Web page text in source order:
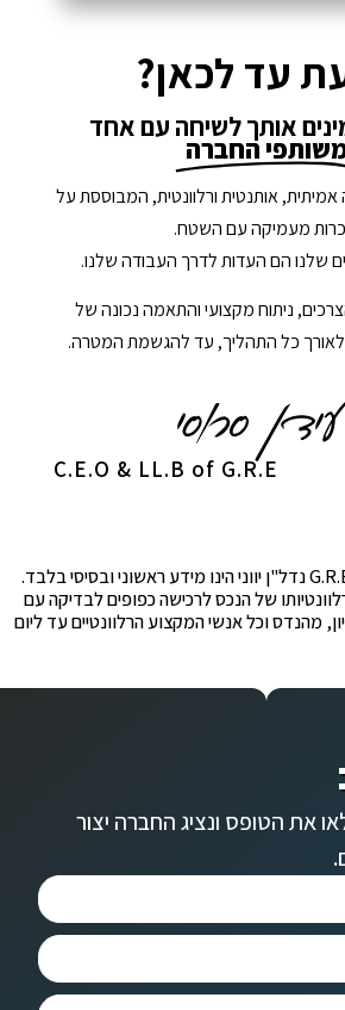
עד לכאן?
אותך לשיחה עם אחד
החברה
אותנטית ורלוונטית, המבוססת על
מעמיקה עם השטח.
שלנו הם העדות לדרך העבודה שלנו.
ניתוח מקצועי והתאמה נכונה של
לאורך כל התהליך, עד להגשמת המטרה.
C.E.O & LL.B of G.R.E
*כל המידע המוצג באתר G.R.E נדל"ן יווני הינו מידע ראשוני ובסיסי בלבד.
של הנכס לרכישה כפופים לבדיקה עם
מהנדס וכל אנשי המקצוע הרלוונטיים עד ליום
את הטופס ונציג החברה יצור